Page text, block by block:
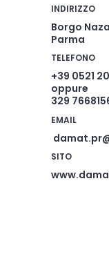
INDIRIZZO
Borgo
Parma
TELEFONO
+39 0521
oppure
329
EMAIL
SITO